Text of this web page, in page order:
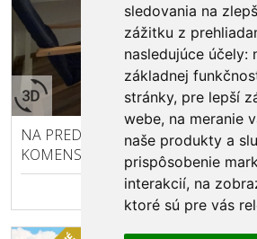
sledovania na
zážitku z
nasledujúce účely:
základnej
stránky, pre lepší
webe, na meranie
naše produkty a
prispôsobenie
interakcií, na
ktoré sú pre vás
NA PREDAJ - 2 IZBOVÝ BYT S
KOMENSKÉHO, BARDEJOV